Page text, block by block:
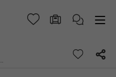
personen, 0 huisdier